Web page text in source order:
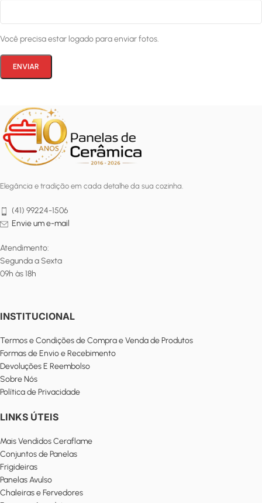
Você precisa estar logado para enviar fotos.
Elegância e tradição em cada detalhe da sua cozinha.
(41) 99224-1506
Envie um e-mail
Atendimento:
Segunda a Sexta
09h às 18h
INSTITUCIONAL
Termos e Condições de Compra e Venda de Produtos
Formas de Envio e Recebimento
Devoluções E Reembolso
Sobre Nós
Política de Privacidade
LINKS ÚTEIS
Mais Vendidos Ceraflame
Conjuntos de Panelas
Frigideiras
Panelas Avulso
Chaleiras e Fervedores